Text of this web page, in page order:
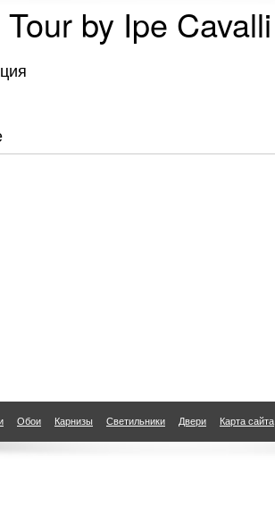
by Ipe Cavalli
Обои Карнизы Светильники Двери Карта сайта